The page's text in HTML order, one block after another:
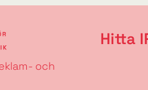
och
Hitta